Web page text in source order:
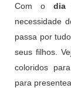
Com o dia
necessidade
passa por
seus filhos.
coloridos
para